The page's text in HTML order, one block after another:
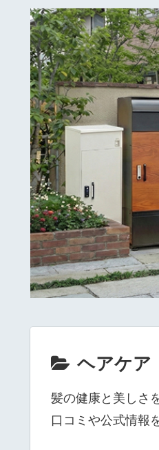
ヘアケア
髪の健康と美しさ
口コミや公式情報